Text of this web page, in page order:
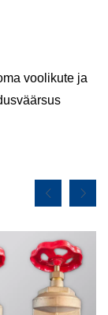
voolikute ja